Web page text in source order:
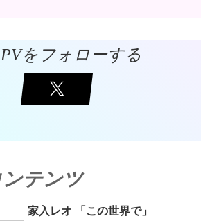
をフォローする
テンツ
家入レオ 「この世界で」